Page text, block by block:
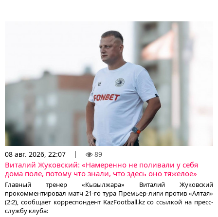
08 авг. 2026, 22:07 89
Виталий Жуковский: «Намеренно не поливали у себя
дома поле, потому что знали, что здесь оно тяжелое»
Главный тренер «Кызылжара» Виталий Жуковский
прокомментировал матч 21-го тура Премьер-лиги против «Алтая»
(2:2), сообщает корреспондент KazFootball.kz со ссылкой на пресс-
службу клуба: